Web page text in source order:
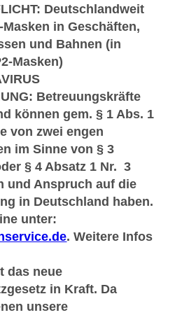
Deutschlandweit
in Geschäften,
und Bahnen (in
Masken)
Betreuungskräfte
können gem. § 1 Abs. 1
von zwei engen
im Sinne von § 3
§ 4 Absatz 1 Nr. 3
und Anspruch auf die
in Deutschland haben.
unter:
. Weitere Infos
das neue
in Kraft. Da
unsere